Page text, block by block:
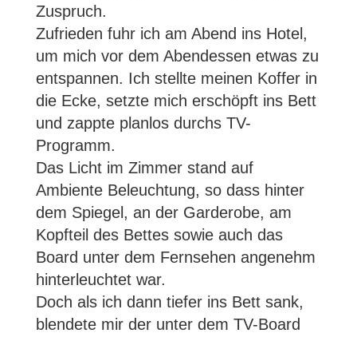
Zuspruch.
Zufrieden fuhr ich am Abend ins Hotel,
um mich vor dem Abendessen etwas zu
entspannen. Ich stellte meinen Koffer in
die Ecke, setzte mich erschöpft ins Bett
und zappte planlos durchs TV-
Programm.
Das Licht im Zimmer stand auf
Ambiente Beleuchtung, so dass hinter
dem Spiegel, an der Garderobe, am
Kopfteil des Bettes sowie auch das
Board unter dem Fernsehen angenehm
hinterleuchtet war.
Doch als ich dann tiefer ins Bett sank,
blendete mir der unter dem TV-Board